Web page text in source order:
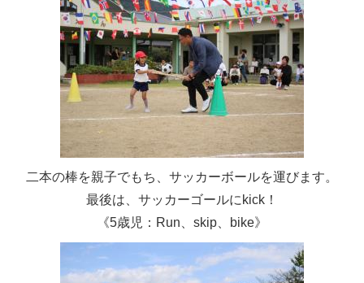
二本の棒を親子でもち、サッカーボールを運びます。
最後は、サッカーゴールにkick！
《5歳児：Run、skip、bike》